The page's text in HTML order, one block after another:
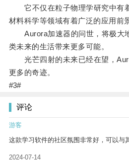
它不仅在粒子物理学研究中有着
材料科学等领域有着广泛的应用前
Aurora加速器的问世，将极大
类未来的生活带来更多可能。
光芒四射的未来已经在望，
更多的奇迹。
#3#
评论
游客
这款学习软件的社区氛围非常好，可以与
2024-07-14